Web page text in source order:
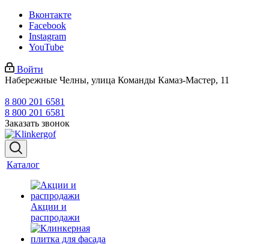
Вконтакте
Facebook
Instagram
YouTube
Войти
Набережные Челны, улица Команды Камаз-Мастер, 11
8 800 201 6581
8 800 201 6581
Заказать звонок
Каталог
Акции и
распродажи